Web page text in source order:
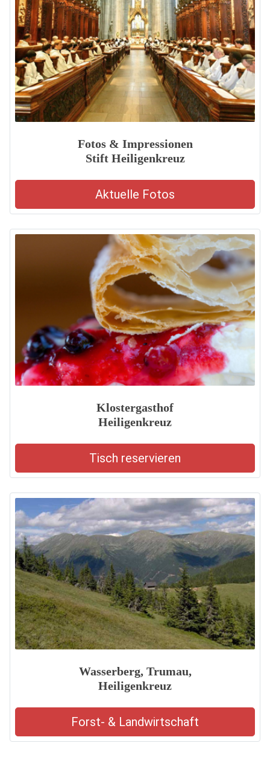
Fotos & Impressionen
Stift Heiligenkreuz
Aktuelle Fotos
Klostergasthof
Heiligenkreuz
Tisch reservieren
Wasserberg, Trumau,
Heiligenkreuz
Forst- & Landwirtschaft